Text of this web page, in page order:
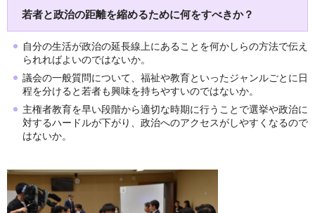
若者と政治の距離を縮めるために何をすべきか？
自分の生活が政治の延長線上にあることを何かしらの方法で伝え
られればよいのではないか。
議会の一般質問について、福祉や教育といったジャンルごとに日
程を分けると若者も興味を持ちやすいのではないか。
主権者教育を早い段階から適切な時期に行うことで選挙や政治に
対するハードルが下がり、政治へのアクセスがしやすくなるので
はないか。